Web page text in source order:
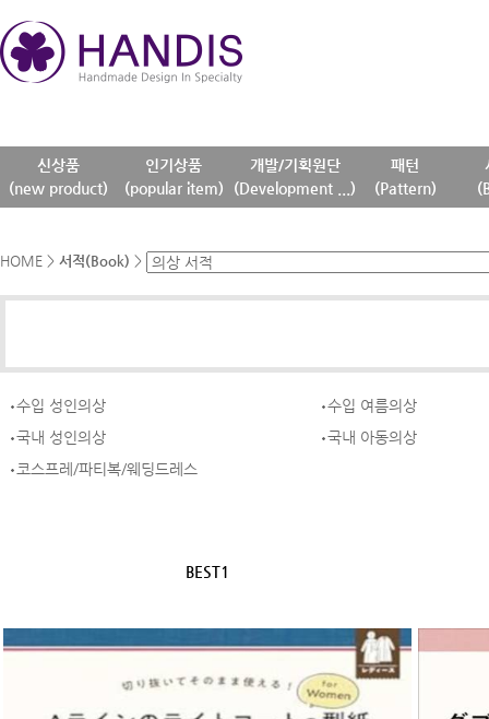
신상품
(new product)
인기상품
(popular item)
개발/기획원단
(Development ...)
패턴
(Pattern)
HOME > 서적(Book) >
수입 성인의상
수입 여름의상
국내 성인의상
국내 아동의상
코스프레/파티복/웨딩드레스
BEST1